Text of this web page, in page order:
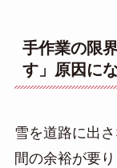
手作業の限
す」原因に
雪を道路に出
間の余裕が要り